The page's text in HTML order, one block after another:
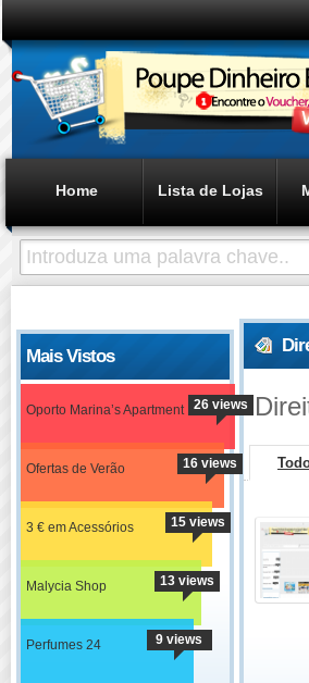
Home Lista de Lojas
Mais Vistos
Oporto Marina’s Apartment 26 views
Ofertas de Verão 16 views
3 € em Acessórios 15 views
Malycia Shop 13 views
Perfumes 24 9 views